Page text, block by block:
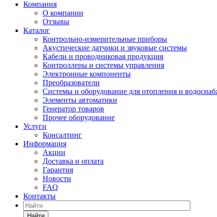
Компания
О компании
Отзывы
Каталог
Контрольно-измерительные приборы
Акустические датчики и звуковые системы
Кабели и проводниковая продукция
Контроллеры и системы управления
Электронные компоненты
Преобразователи
Системы и оборудование для отопления и
Элементы автоматики
Генератор товаров
Прочее оборудование
Услуги
Консалтинг
Информация
Акции
Доставка и оплата
Гарантия
Новости
FAQ
Контакты